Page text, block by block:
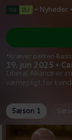
• Nyheder •
19. jun 2025 •
Liberal Alliance er
værnepligt for
*Kræver pakken
Sæson 1